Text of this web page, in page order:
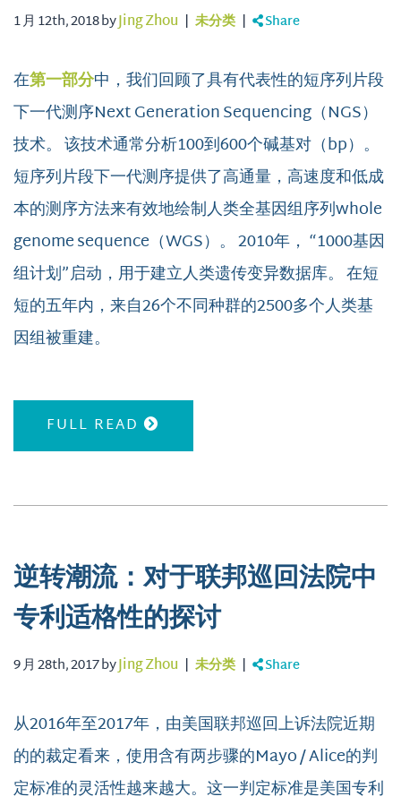
1 月 12th, 2018 byJing Zhou | 未分类 | Share
在第一部分中，我们回顾了具有代表性的短序列片段
下一代测序Next Generation Sequencing（NGS）
技术。 该技术通常分析100到600个碱基对（bp）。
短序列片段下一代测序提供了高通量，高速度和低成
本的测序方法来有效地绘制人类全基因组序列whole
genome sequence（WGS）。 2010年， “1000基因
组计划”启动，用于建立人类遗传变异数据库。 在短
短的五年内，来自26个不同种群的2500多个人类基
因组被重建。
FULL READ
逆转潮流：对于联邦巡回法院中
专利适格性的探讨
9 月 28th, 2017 byJing Zhou | 未分类 | Share
从2016年至2017年，由美国联邦巡回上诉法院近期
的的裁定看来，使用含有两步骤的Mayo / Alice的判
定标准的灵活性越来越大。这一判定标准是美国专利